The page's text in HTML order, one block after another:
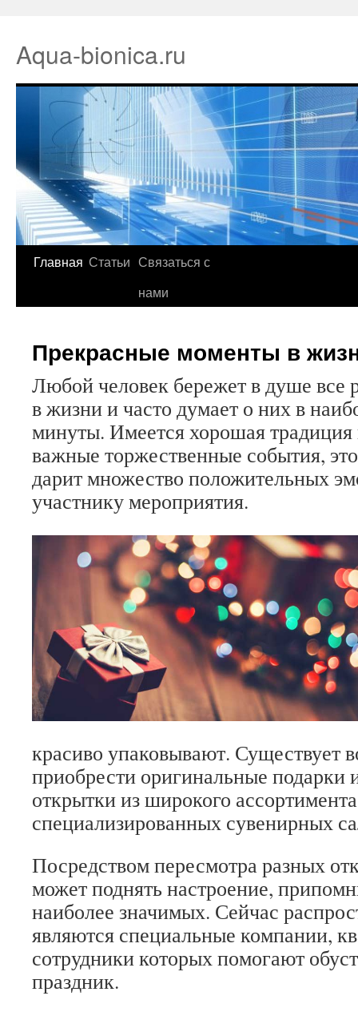
Aqua-bionica.ru
Главная Статьи Связаться с
нами
Прекрасные моменты в
Любой человек бережет в душе все
в жизни и часто думает о них в
минуты. Имеется хорошая традиция
важные торжественные события,
дарит множество положительных
участнику мероприятия.
красиво упаковывают. Существует
приобрести оригинальные подарки
открытки из широкого
специализированных сувенирных
Посредством пересмотра разных
может поднять настроение,
наиболее значимых. Сейчас
являются специальные компании,
сотрудники которых помогают
праздник.